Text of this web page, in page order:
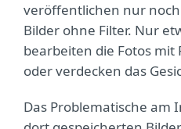
veröffentlichen nur
Bilder ohne Filter. Nur
bearbeiten die Fotos
oder verdecken das
Das Problematische am